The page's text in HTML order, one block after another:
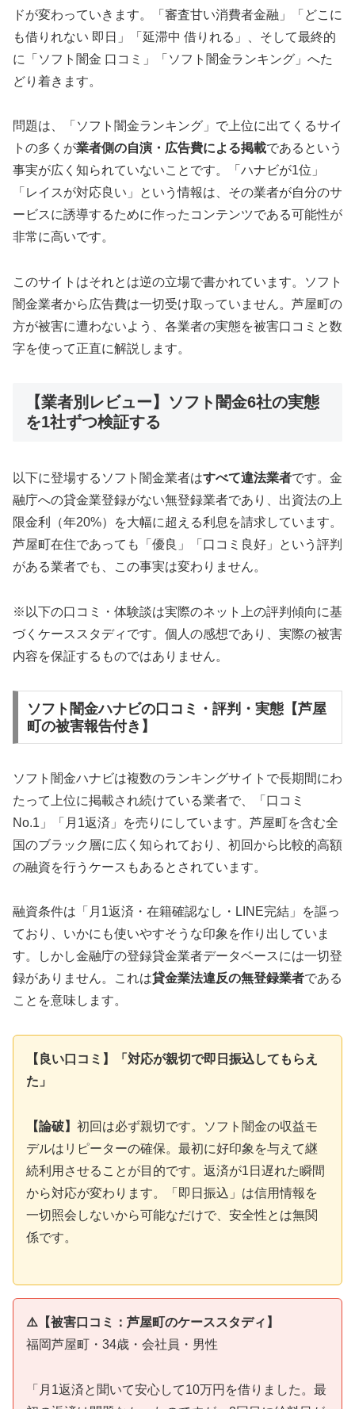
ドが変わっていきます。「審査甘い消費者金融」「どこに
も借りれない 即日」「延滞中 借りれる」、そして最終的
に「ソフト闇金 口コミ」「ソフト闇金ランキング」へた
どり着きます。
問題は、「ソフト闇金ランキング」で上位に出てくるサイ
トの多くが業者側の自演・広告費による掲載であるという
事実が広く知られていないことです。「ハナビが1位」
「レイスが対応良い」という情報は、その業者が自分のサ
ービスに誘導するために作ったコンテンツである可能性が
非常に高いです。
このサイトはそれとは逆の立場で書かれています。ソフト
闇金業者から広告費は一切受け取っていません。芦屋町の
方が被害に遭わないよう、各業者の実態を被害口コミと数
字を使って正直に解説します。
【業者別レビュー】ソフト闇金6社の実態
を1社ずつ検証する
以下に登場するソフト闇金業者はすべて違法業者です。金
融庁への貸金業登録がない無登録業者であり、出資法の上
限金利（年20%）を大幅に超える利息を請求しています。
芦屋町在住であっても「優良」「口コミ良好」という評判
がある業者でも、この事実は変わりません。
※以下の口コミ・体験談は実際のネット上の評判傾向に基
づくケーススタディです。個人の感想であり、実際の被害
内容を保証するものではありません。
ソフト闇金ハナビの口コミ・評判・実態【芦屋
町の被害報告付き】
ソフト闇金ハナビは複数のランキングサイトで長期間にわ
たって上位に掲載され続けている業者で、「口コミ
No.1」「月1返済」を売りにしています。芦屋町を含む全
国のブラック層に広く知られており、初回から比較的高額
の融資を行うケースもあるとされています。
融資条件は「月1返済・在籍確認なし・LINE完結」を謳っ
ており、いかにも使いやすそうな印象を作り出していま
す。しかし金融庁の登録貸金業者データベースには一切登
録がありません。これは貸金業法違反の無登録業者である
ことを意味します。
【良い口コミ】「対応が親切で即日振込してもらえ
た」
【論破】 初回は必ず親切です。ソフト闇金の収益モ
デルはリピーターの確保。最初に好印象を与えて継
続利用させることが目的です。返済が1日遅れた瞬間
から対応が変わります。「即日振込」は信用情報を
一切照会しないから可能なだけで、安全性とは無関
係です。
⚠️【被害口コミ：芦屋町のケーススタディ】
福岡芦屋町・34歳・会社員・男性
「月1返済と聞いて安心して10万円を借りました。最